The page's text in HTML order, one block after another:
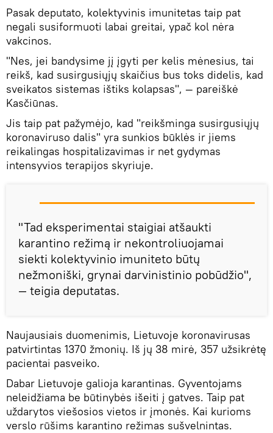
Pasak deputato, kolektyvinis imunitetas taip pat
negali susiformuoti labai greitai, ypač kol nėra
vakcinos.
"Nes, jei bandysime jį įgyti per kelis mėnesius, tai
reikš, kad susirgusiųjų skaičius bus toks didelis, kad
sveikatos sistemas ištiks kolapsas", — pareiškė
Kasčiūnas.
Jis taip pat pažymėjo, kad "reikšminga susirgusiųjų
koronaviruso dalis" yra sunkios būklės ir jiems
reikalingas hospitalizavimas ir net gydymas
intensyvios terapijos skyriuje.
"Tad eksperimentai staigiai atšaukti
karantino režimą ir nekontroliuojamai
siekti kolektyvinio imuniteto būtų
nežmoniški, grynai darvinistinio pobūdžio",
— teigia deputatas.
Naujausiais duomenimis, Lietuvoje koronavirusas
patvirtintas 1370 žmonių. Iš jų 38 mirė, 357 užsikrėtę
pacientai pasveiko.
Dabar Lietuvoje galioja karantinas. Gyventojams
neleidžiama be būtinybės išeiti į gatves. Taip pat
uždarytos viešosios vietos ir įmonės. Kai kurioms
verslo rūšims karantino režimas sušvelnintas.